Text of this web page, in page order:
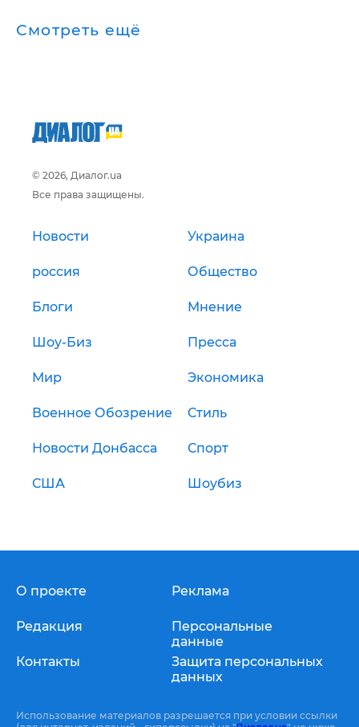
Смотреть ещё
© 2026, Диалог.ua
Все права защищены.
Новости Украина
россия Общество
Блоги Мнение
Шоу-Биз Пресса
Мир Экономика
Военное Обозрение Стиль
Новости Донбасса Спорт
США Шоубиз
О проекте
Редакция
Контакты
Реклама
Персональные
данные
Защита персональных
данных
Использование материалов разрешается при условии ссылки